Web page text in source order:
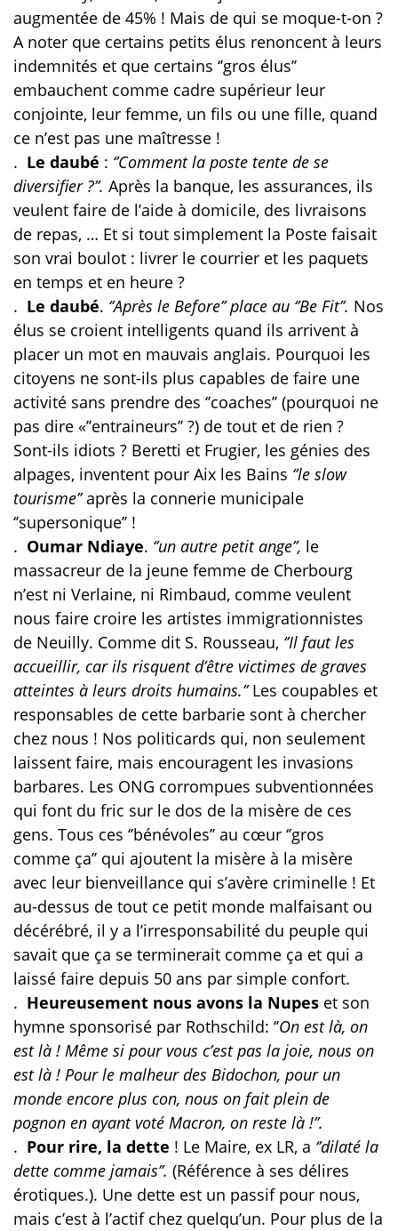
augmentée de 45% ! Mais de qui se moque-t-on ?
A noter que certains petits élus renoncent à leurs
indemnités et que certains ‘’gros élus’’
embauchent comme cadre supérieur leur
conjointe, leur femme, un fils ou une fille, quand
ce n’est pas une maîtresse !
. Le daubé : ‘’Comment la poste tente de se
diversifier ?’’. Après la banque, les assurances, ils
veulent faire de l’aide à domicile, des livraisons
de repas, … Et si tout simplement la Poste faisait
son vrai boulot : livrer le courrier et les paquets
en temps et en heure ?
. Le daubé. ‘’Après le Before’’ place au ‘’Be Fit’’. Nos
élus se croient intelligents quand ils arrivent à
placer un mot en mauvais anglais. Pourquoi les
citoyens ne sont-ils plus capables de faire une
activité sans prendre des ‘’coaches’’ (pourquoi ne
pas dire «’’entraineurs’’ ?) de tout et de rien ?
Sont-ils idiots ? Beretti et Frugier, les génies des
alpages, inventent pour Aix les Bains ‘’le slow
tourisme’’après la connerie municipale
‘’supersonique’’ !
. Oumar Ndiaye. ‘’un autre petit ange’’, le
massacreur de la jeune femme de Cherbourg
n’est ni Verlaine, ni Rimbaud, comme veulent
nous faire croire les artistes immigrationnistes
de Neuilly. Comme dit S. Rousseau, ‘’Il faut les
accueillir, car ils risquent d’être victimes de graves
atteintes à leurs droits humains.’’Les coupables et
responsables de cette barbarie sont à chercher
chez nous ! Nos politicards qui, non seulement
laissent faire, mais encouragent les invasions
barbares. Les ONG corrompues subventionnées
qui font du fric sur le dos de la misère de ces
gens. Tous ces ‘’bénévoles’’ au cœur ‘’gros
comme ça’’ qui ajoutent la misère à la misère
avec leur bienveillance qui s’avère criminelle ! Et
au-dessus de tout ce petit monde malfaisant ou
décérébré, il y a l’irresponsabilité du peuple qui
savait que ça se terminerait comme ça et qui a
laissé faire depuis 50 ans par simple confort.
. Heureusement nous avons la Nupes et son
hymne sponsorisé par Rothschild: ‘’On est là, on
est là ! Même si pour vous c’est pas la joie, nous on
est là ! Pour le malheur des Bidochon, pour un
monde encore plus con, nous on fait plein de
pognon en ayant voté Macron, on reste là !’’.
. Pour rire, la dette ! Le Maire, ex LR, a ‘’dilaté la
dette comme jamais’’. (Référence à ses délires
érotiques.). Une dette est un passif pour nous,
mais c’est à l’actif chez quelqu’un. Pour plus de la